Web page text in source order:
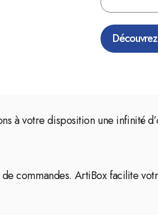
à votre disposition une infinité
commandes. ArtiBox facilite